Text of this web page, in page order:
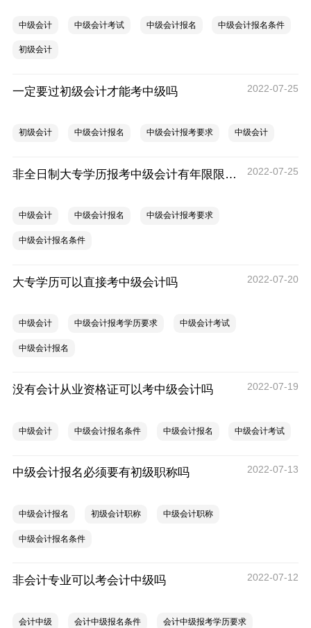
中级会计 中级会计考试 中级会计报名 中级会计报名条件
初级会计
一定要过初级会计才能考中级吗 2022-07-25
初级会计 中级会计报名 中级会计报考要求 中级会计
非全日制大专学历报考中级会计有年限限制吗 2022-07-25
中级会计 中级会计报名 中级会计报考要求
中级会计报名条件
大专学历可以直接考中级会计吗 2022-07-20
中级会计 中级会计报考学历要求 中级会计考试
中级会计报名
没有会计从业资格证可以考中级会计吗 2022-07-19
中级会计 中级会计报名条件 中级会计报名 中级会计考试
中级会计报名必须要有初级职称吗 2022-07-13
中级会计报名 初级会计职称 中级会计职称
中级会计报名条件
非会计专业可以考会计中级吗 2022-07-12
会计中级 会计中级报名条件 会计中级报考学历要求